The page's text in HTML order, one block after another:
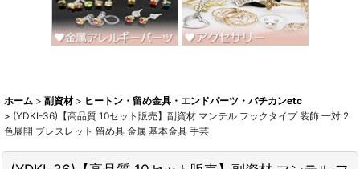
ホーム > 副資材 > ヒートン・留め金具・エンドパーツ・バチカンetc
> (YDKI-36)【高品質 10セット販売】副資材 マンテル フックタイプ 装飾 一対 2
色展開 ブレスレット 留め具 金属 基本金具 手芸